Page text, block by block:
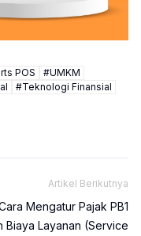
POS #UMKM
#Teknologi Finansial
Artikel Berikutnya
Mengatur Pajak PB1
Biaya Layanan (Service